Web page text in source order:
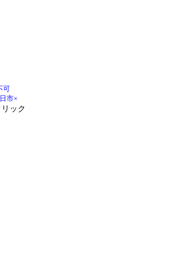
可
市×
ック